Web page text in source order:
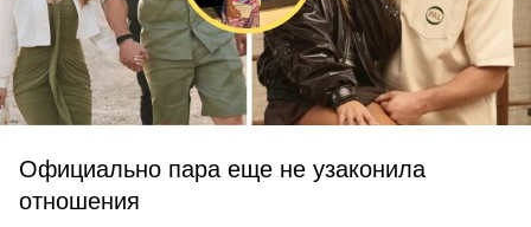
Официально пара еще не узаконила
отношения